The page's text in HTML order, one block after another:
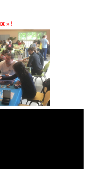
» !